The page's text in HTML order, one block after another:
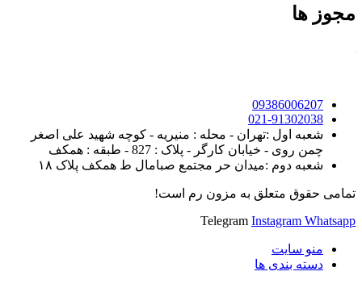
مجوز ها
09386006207
021-91302038
شعبه اول :تهران - محله : منیریه - کوچه شهید علی اصغر
چمن روی - خیابان کارگر - پلاک : 827 - طبقه : همکف
شعبه دوم :میدان حر مجتمع صبامال ط همکف پلاک ۱۸
تمامی حقوق متعلق به مزون رم است!
Telegram Instagram Whatsapp
منو سایت
دسته بندی ها